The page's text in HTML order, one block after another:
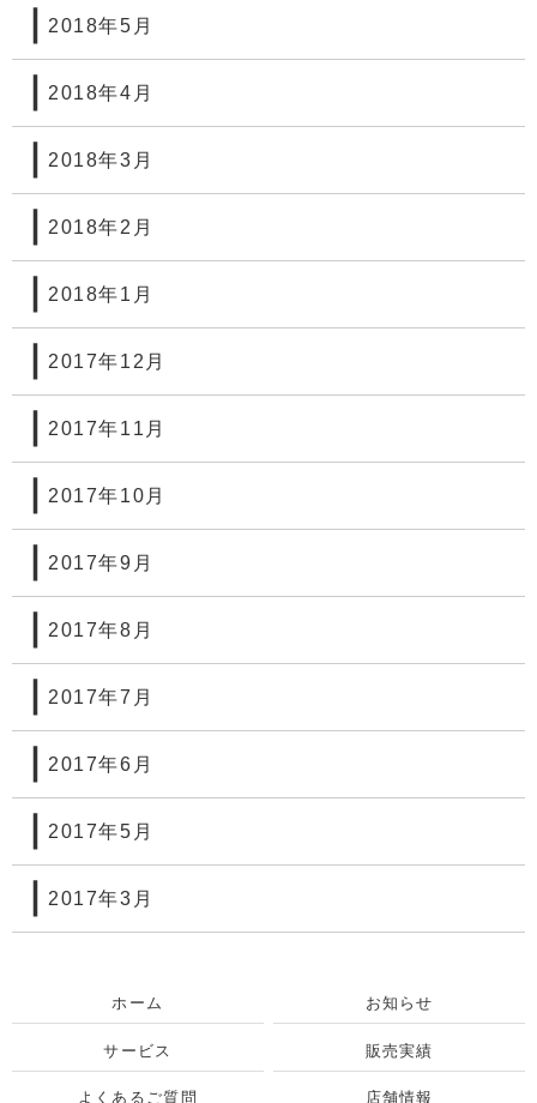
2018年5月
2018年4月
2018年3月
2018年2月
2018年1月
2017年12月
2017年11月
2017年10月
2017年9月
2017年8月
2017年7月
2017年6月
2017年5月
2017年3月
ホーム お知らせ
サービス 販売実績
よくあるご質問 店舗情報